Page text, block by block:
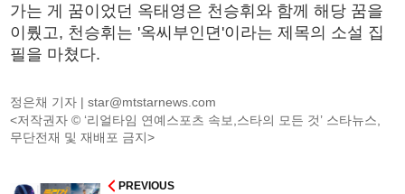
가는 게 꿈이었던 옥태영은 천승휘와 함께 해당 꿈을
이뤘고, 천승휘는 '옥씨부인뎐'이라는 제목의 소설 집
필을 마쳤다.
정은채 기자 |star@mtstarnews.com
<저작권자 © ‘리얼타임 연예스포츠 속보,스타의 모든 것’ 스타뉴스,
무단전재 및 재배포 금지>
PREVIOUS